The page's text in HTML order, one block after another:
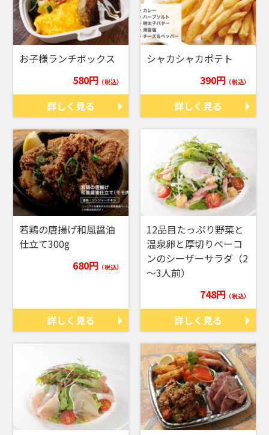
お子様ランチボックス
580円 （税込）
詳しく見る
シャカシャカポテト
390円 （税込）
詳しく見る
若鶏の唐揚げ和風醤油
仕立て300g
680円 （税込）
詳しく見る
12品目たっぷり野菜と
温泉卵と厚切りベーコ
ンのシーザーサラダ（2
～3人前）
748円 （税込）
詳しく見る